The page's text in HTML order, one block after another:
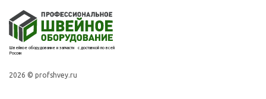
Швейное оборудование и запчасти с доставкой по всей
России
2026 © profshvey.ru